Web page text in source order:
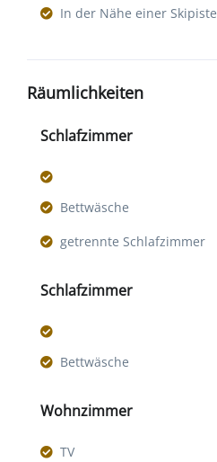
In der Nähe einer Skipiste
Räumlichkeiten
Schlafzimmer
Bettwäsche
getrennte Schlafzimmer
Schlafzimmer
Bettwäsche
Wohnzimmer
TV